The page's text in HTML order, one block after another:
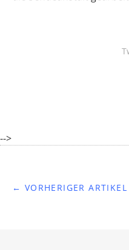
-->
← VORHERIGER ARTIKEL